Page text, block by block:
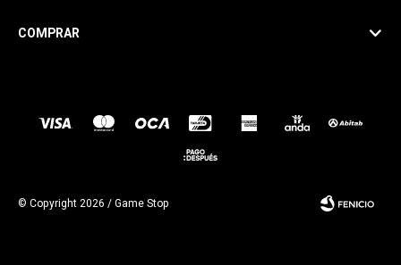
COMPRAR
© Copyright 2026 / Game Stop